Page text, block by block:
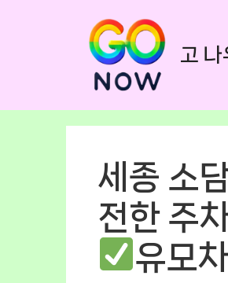
고
세종 소
전한 주
유모